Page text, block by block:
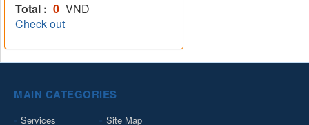
Total : 0 VND
Check out
MAIN CATEGORIES
Services
Site Map